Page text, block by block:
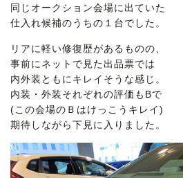
同じオークション会場に出ていた
仕入れ候補のうちの１台でした。
リアに軽い修復歴があるものの、
事前にネットで見た出品票では
内外装ともにキレイそうな感じ。
内装・外装それぞれの評価もBで
(この会場のＢはけっこうキレイ)
期待しながら下見に入りました。